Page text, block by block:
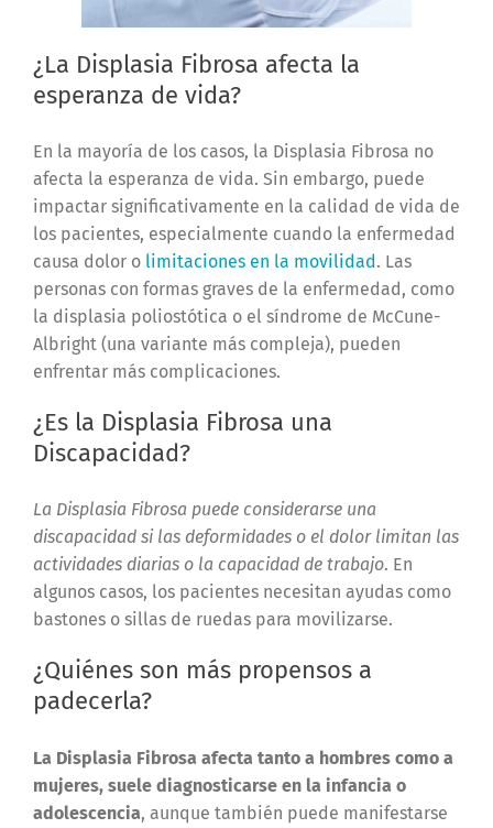
¿La Displasia Fibrosa afecta la
esperanza de vida?
En la mayoría de los casos, la Displasia Fibrosa no
afecta la esperanza de vida. Sin embargo, puede
impactar significativamente en la calidad de vida de
los pacientes, especialmente cuando la enfermedad
causa dolor o limitaciones en la movilidad . Las
personas con formas graves de la enfermedad, como
la displasia poliostótica o el síndrome de McCune-
Albright (una variante más compleja), pueden
enfrentar más complicaciones.
¿Es la Displasia Fibrosa una
Discapacidad?
La Displasia Fibrosa puede considerarse una
discapacidad si las deformidades o el dolor limitan las
actividades diarias o la capacidad de trabajo. En
algunos casos, los pacientes necesitan ayudas como
bastones o sillas de ruedas para movilizarse.
¿Quiénes son más propensos a
padecerla?
La Displasia Fibrosa afecta tanto a hombres como a
mujeres, suele diagnosticarse en la infancia o
adolescencia, aunque también puede manifestarse